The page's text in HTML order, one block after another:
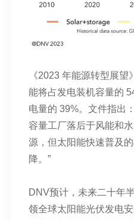
《2023 年能源转型展
能将占发电装机容量的
电量的 39%。文件指出
容量工厂落后于风能和
源，但太阳能快速普及
降。”
DNV预计，未来二十年
领全球太阳能光伏发电